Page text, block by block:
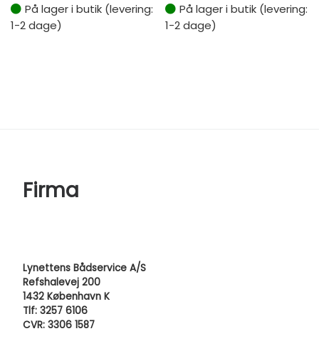
På lager i butik (levering:
1-2 dage)
På lager i butik (levering:
1-2 dage)
Firma
Lynettens Bådservice A/S
Refshalevej 200
1432 København K
Tlf: 3257 6106
CVR: 3306 1587